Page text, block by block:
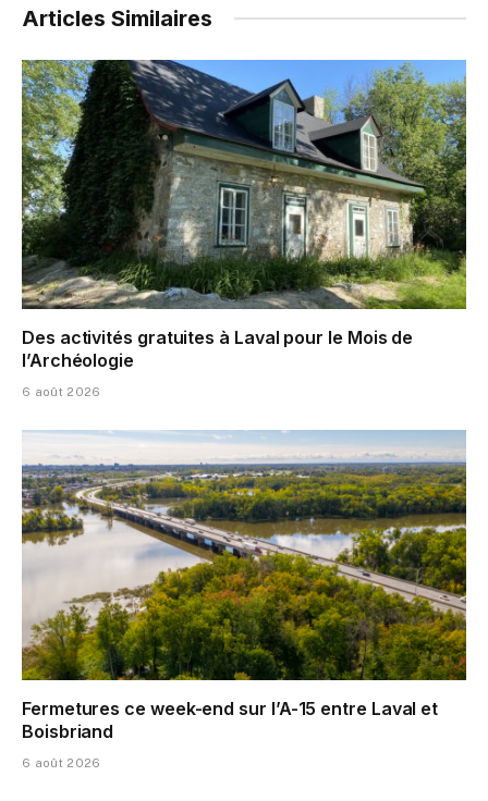
Articles Similaires
Des activités gratuites à Laval pour le Mois de
l’Archéologie
6 août 2026
Fermetures ce week-end sur l’A-15 entre Laval et
Boisbriand
6 août 2026